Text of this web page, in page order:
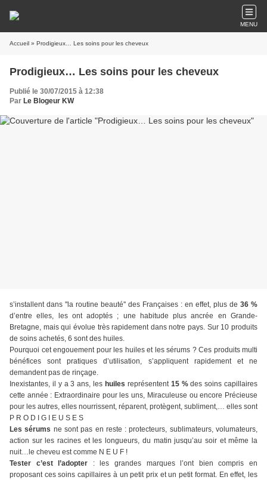
MENU
Accueil » Prodigieux… Les soins pour les cheveux
Prodigieux… Les soins pour les cheveux
Publié le 30/07/2015 à 12:38
Par Le Blogeur KW
s’installent dans ''la routine beauté'' des Françaises : en effet, plus de 36 %
d’entre elles, les ont adoptés ; une habitude plus ancrée en Grande-
Bretagne, mais qui évolue très rapidement dans notre pays. Sur 10 produits
de soins achetés, 6 sont des huiles.
Pourquoi cet engouement pour les huiles et les sérums ? Ces produits multi
bénéfices sont pratiques d’utilisation, s’appliquent rapidement et ne
demandent pas de rinçage.
Inexistantes, il y a 3 ans, les huiles représentent 15 %des soins capillaires
cette année : Extraordinaire pour les uns, Miraculeuse ou encore Précieuse
pour les autres, elles nourrissent, réparent, protègent, subliment,… elles sont
P R O D I G I E U S E S
Les sérums ne sont pas en reste : protecteurs, sublimateurs, volumateurs,
action sur les racines et les longueurs, du matin jusqu’au soir et même la
nuit…le cheveu est comme N E U F !
Tester c’est l’adopter : les grandes marques l’ont bien compris en
proposant ces soins capillaires à un petit prix et un petit format. En effet, les